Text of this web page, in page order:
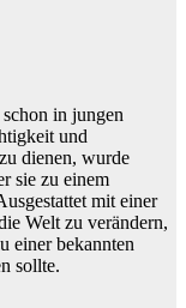
in jungen
und
dienen, wurde
sie zu einem
mit einer
Welt zu verändern,
einer bekannten
sollte.